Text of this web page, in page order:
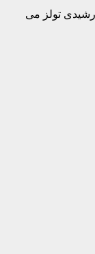
تولز می